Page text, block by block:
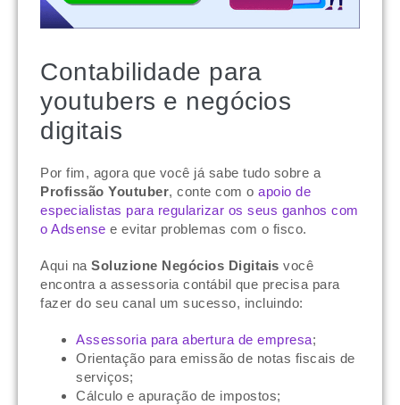
Contabilidade para
youtubers e negócios
digitais
Por fim, agora que você já sabe tudo sobre a
Profissão Youtuber, conte com o apoio de
especialistas para regularizar os seus ganhos com
o Adsense e evitar problemas com o fisco.
Aqui na Soluzione Negócios Digitais você
encontra a assessoria contábil que precisa para
fazer do seu canal um sucesso, incluindo:
Assessoria para abertura de empresa;
Orientação para emissão de notas fiscais de
serviços;
Cálculo e apuração de impostos;